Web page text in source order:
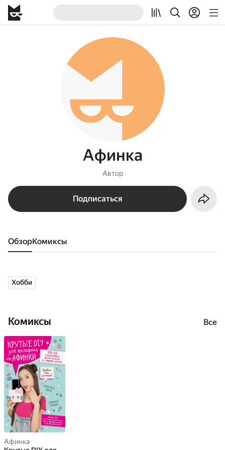
Афинка
Автор
Подписаться
Обзор комиксы
Хобби
Комиксы Все
Афинка